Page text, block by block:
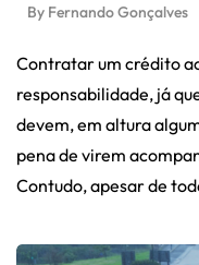
By Fernando Gonçalves
Contratar um crédito
responsabilidade, já
devem, em altura
pena de virem
Contudo, apesar de